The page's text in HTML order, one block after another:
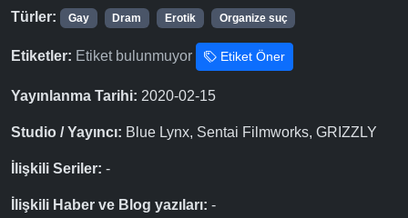
Türler: Gay Dram Erotik Organize suç
Etiketler: Etiket bulunmuyor Etiket Öner
Yayınlanma Tarihi: 2020-02-15
Studio / Yayıncı: Blue Lynx, Sentai Filmworks, GRIZZLY
İlişkili Seriler: -
İlişkili Haber ve Blog yazıları: -